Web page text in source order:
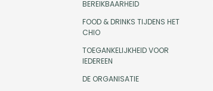
BEREIKBAARHEID
FOOD & DRINKS TIJDENS HET
CHIO
TOEGANKELIJKHEID VOOR
IEDEREEN
DE ORGANISATIE